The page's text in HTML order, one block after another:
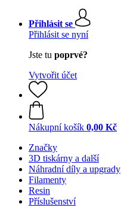
Přihlásit se
Přihlásit se nyní
Jste tu poprvé?
Vytvořit účet
Nákupní košík 0,00 Kč
Značky
3D tiskárny a další
Náhradní díly a upgrady
Filamenty
Resin
Příslušenství